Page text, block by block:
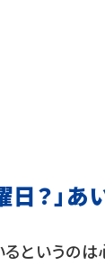
日？」
というの